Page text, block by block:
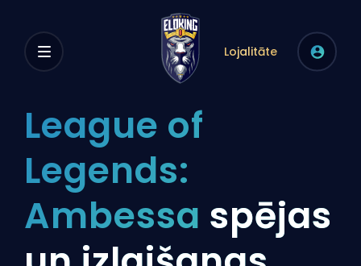
Lojalitāte
League of
Legends:
Ambessa spējas